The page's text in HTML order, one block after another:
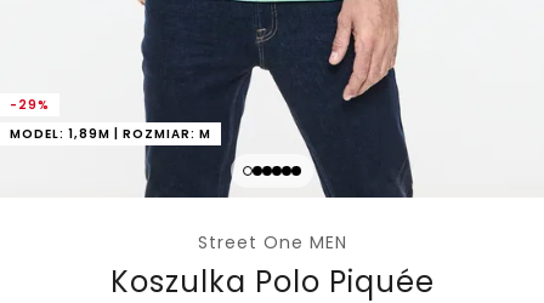
-29%
MODEL: 1,89M | ROZMIAR: M
Street One MEN
Koszulka Polo Piquée